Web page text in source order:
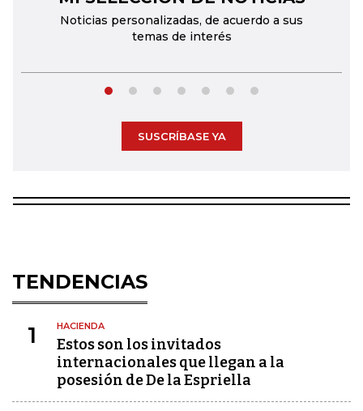
Noticias personalizadas, de acuerdo a sus
temas de interés
SUSCRÍBASE YA
TENDENCIAS
1 HACIENDA
Estos son los invitados
internacionales que llegan a la
posesión de De la Espriella